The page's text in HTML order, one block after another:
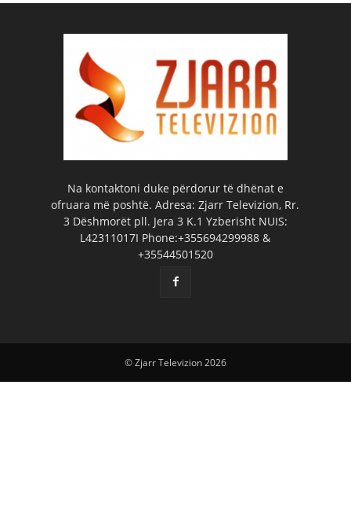
Na kontaktoni duke përdorur të dhënat e
ofruara më poshtë. Adresa: Zjarr Televizion, Rr.
3 Dëshmorët pll. Jera 3 K.1 Yzberisht NUIS:
L42311017I Phone:+355694299988 &
+35544501520
© Zjarr Televizion 2026